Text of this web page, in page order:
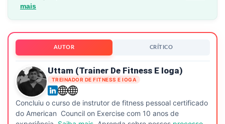
mais
AUTOR CRÍTICO
Uttam (Trainer De Fitness E Ioga)
TREINADOR DE FITNESS E IOGA
Concluiu o curso de instrutor de fitness pessoal certificado
do American Council on Exercise com 10 anos de